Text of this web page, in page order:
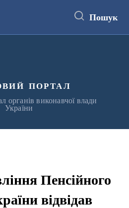
Пошук
портал
органів виконавчої влади
України
Пенсійного
відвідав